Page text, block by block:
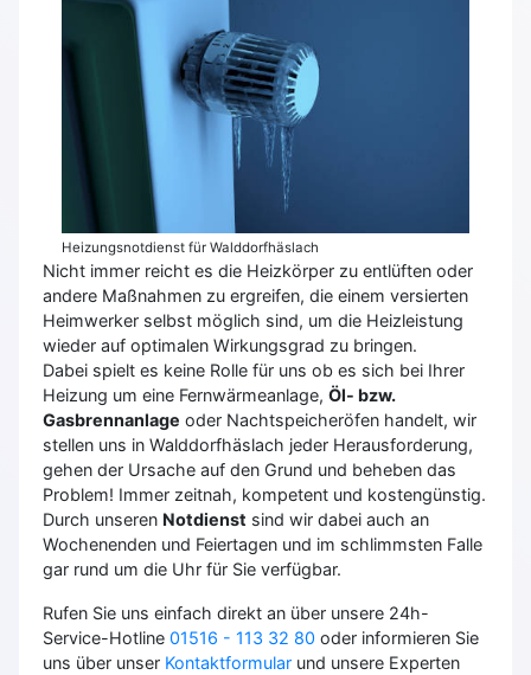
Heizungsnotdienst für Walddorfhäslach
Nicht immer reicht es die Heizkörper zu entlüften oder
andere Maßnahmen zu ergreifen, die einem versierten
Heimwerker selbst möglich sind, um die Heizleistung
wieder auf optimalen Wirkungsgrad zu bringen.
Dabei spielt es keine Rolle für uns ob es sich bei Ihrer
Heizung um eine Fernwärmeanlage, Öl- bzw.
Gasbrennanlage oder Nachtspeicheröfen handelt, wir
stellen uns in Walddorfhäslach jeder Herausforderung,
gehen der Ursache auf den Grund und beheben das
Problem! Immer zeitnah, kompetent und kostengünstig.
Durch unseren Notdienst sind wir dabei auch an
Wochenenden und Feiertagen und im schlimmsten Falle
gar rund um die Uhr für Sie verfügbar.
Rufen Sie uns einfach direkt an über unsere 24h-
Service-Hotline 01516 - 113 32 80 oder informieren Sie
uns über unser Kontaktformular und unsere Experten